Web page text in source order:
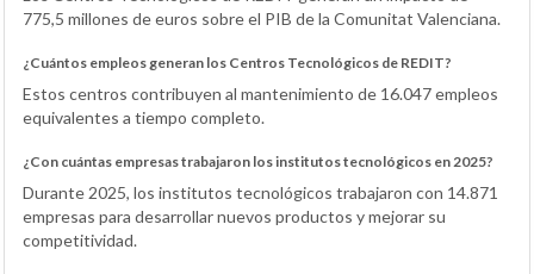
775,5 millones de euros sobre el PIB de la Comunitat Valenciana.
¿Cuántos empleos generan los Centros Tecnológicos de REDIT?
Estos centros contribuyen al mantenimiento de 16.047 empleos
equivalentes a tiempo completo.
¿Con cuántas empresas trabajaron los institutos tecnológicos en 2025?
Durante 2025, los institutos tecnológicos trabajaron con 14.871
empresas para desarrollar nuevos productos y mejorar su
competitividad.